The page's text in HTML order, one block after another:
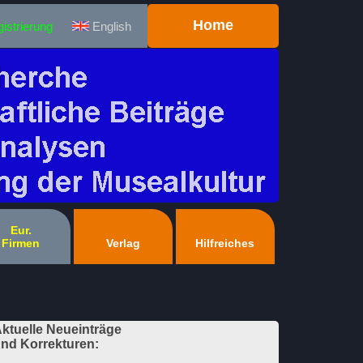
English Home
Eur.
Firmen
Verlag Hilfreiches
Neueinträge
Korrekturen: